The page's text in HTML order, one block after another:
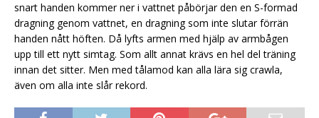
snart handen kommer ner i vattnet påbörjar den en S-formad
dragning genom vattnet, en dragning som inte slutar förrän
handen nått höften. Då lyfts armen med hjälp av armbågen
upp till ett nytt simtag. Som allt annat krävs en hel del träning
innan det sitter. Men med tålamod kan alla lära sig crawla,
även om alla inte slår rekord.